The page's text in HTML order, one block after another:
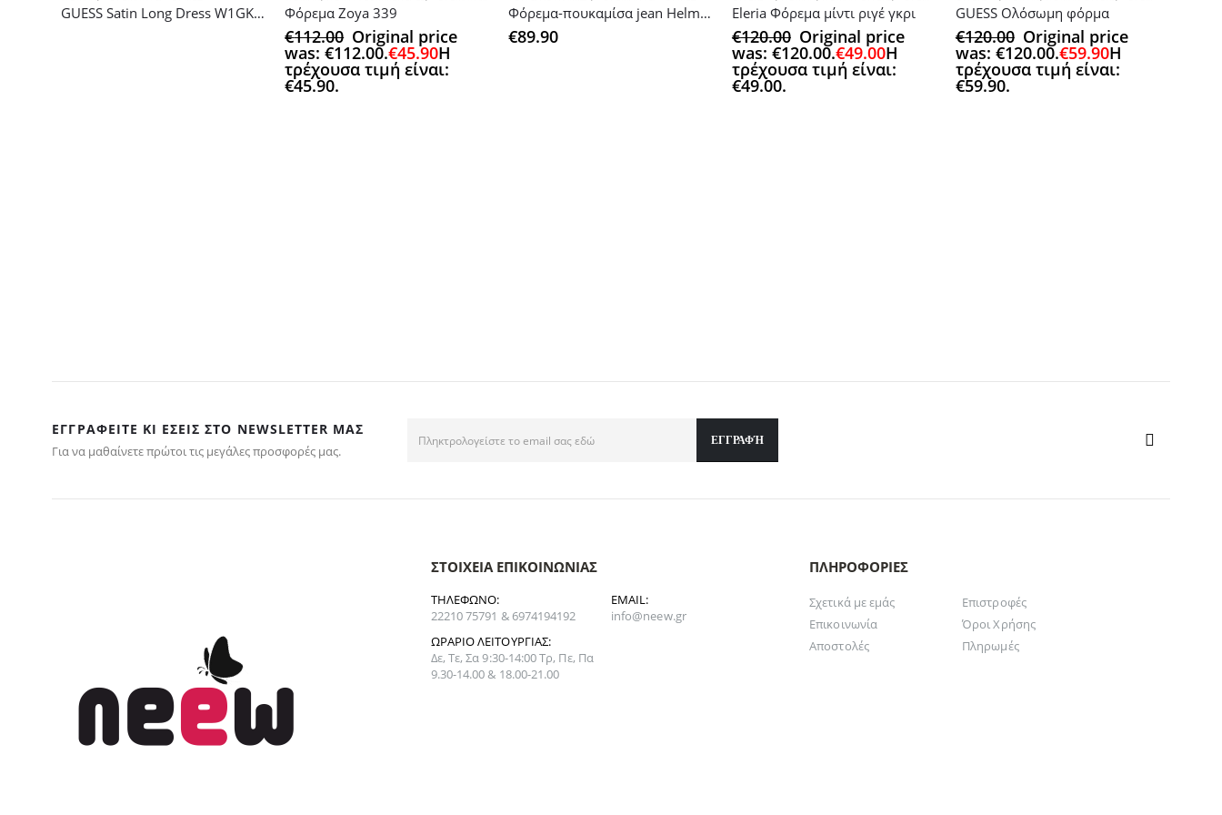
GUESS Satin Long Dress W1GK1HWCX32 F Φόρεμα Zoya 339
€112.00 Original price
was: €112.00.€45.90Η
τρέχουσα τιμή είναι:
€45.90.
Φόρεμα-πουκαμίσα jean Helmi 4405019
€89.90
Eleria Φόρεμα μίντι ριγέ γκρι
€120.00 Original price
was: €120.00.€49.00Η
τρέχουσα τιμή είναι:
€49.00.
GUESS Ολόσωμη φόρμα
€120.00 Original price
was: €120.00.€59.90Η
τρέχουσα τιμή είναι:
€59.90.
ΕΓΓΡΑΦΕΊΤΕ ΚΙ ΕΣΕΊΣ ΣΤΟ NEWSLETTER ΜΑΣ
Για να μαθαίνετε πρώτοι τις μεγάλες προσφορές μας.
ΣΤΟΙΧΕΊΑ ΕΠΙΚΟΙΝΩΝΊΑΣ
ΤΗΛΈΦΩΝΟ:
22210 75791 & 6974194192
EMAIL:
info@neew.gr
ΩΡΆΡΙΟ ΛΕΙΤΟΥΡΓΊΑΣ:
Δε, Τε, Σα 9:30-14:00 Τρ, Πε, Πα
9.30-14.00 & 18.00-21.00
ΠΛΗΡΟΦΟΡΊΕΣ
Σχετικά με εμάς
Επικοινωνία
Αποστολές
Επιστροφές
Όροι Χρήσης
Πληρωμές